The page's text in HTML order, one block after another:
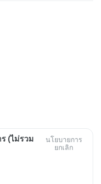
(ไม่รวม
นโยบายการ
ยกเลิก